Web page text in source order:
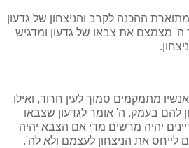
ההכנה לקרב והניצחון של גדעון
ה' מצמצם את צבאו של גדעון ומדגיש
מתמקמים סמוך לעין חרוד, ואילו
להם בעמק. ה' אומר לגדעון שצבאו
יהיה מרשים מדי אם הצבא יהיה
לייחס את הניצחון לעצמם ולא לה'.